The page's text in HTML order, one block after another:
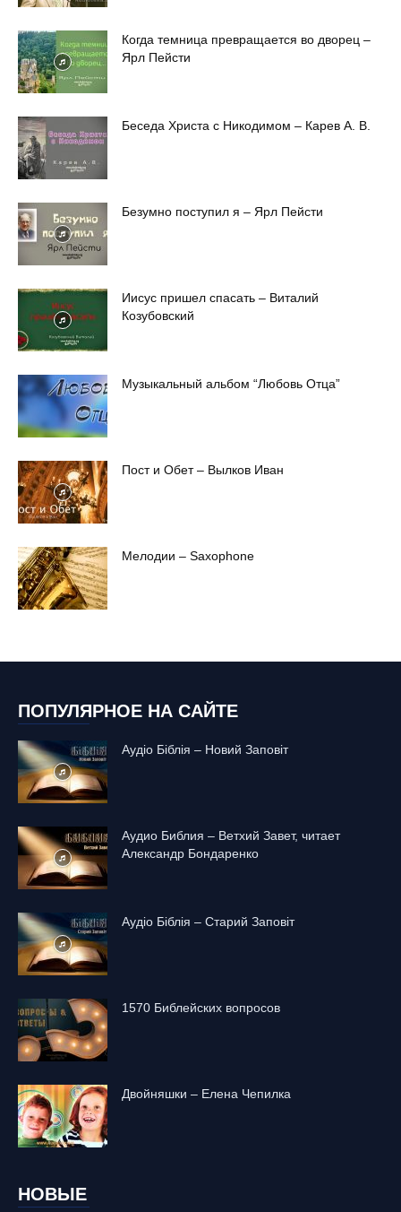
Когда темница превращается во дворец –
Ярл Пейсти
Беседа Христа с Никодимом – Карев А. В.
Безумно поступил я – Ярл Пейсти
Иисус пришел спасать – Виталий
Козубовский
Музыкальный альбом “Любовь Отца”
Пост и Обет – Вылков Иван
Мелодии – Saxophone
ПОПУЛЯРНОЕ НА САЙТЕ
Аудіо Біблія – Новий Заповіт
Аудио Библия – Ветхий Завет, читает
Александр Бондаренко
Аудіо Біблія – Старий Заповіт
1570 Библейских вопросов
Двойняшки – Елена Чепилка
НОВЫЕ